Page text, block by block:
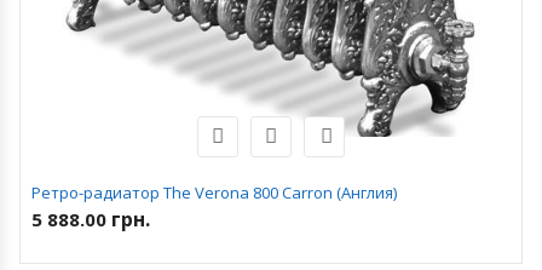
Ретро-радиатор The Verona 800 Carron (Англия)
5 888.00 грн.